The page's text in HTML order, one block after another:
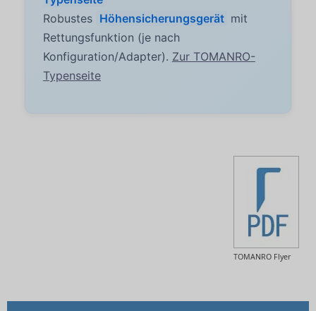
Robustes Höhensicherungsgerät mit
Rettungsfunktion (je nach
Konfiguration/Adapter). Zur TOMANRO-
Typenseite
TOMANRO Flyer